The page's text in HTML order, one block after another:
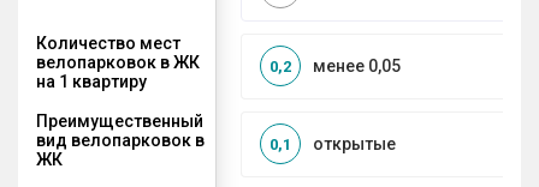
Количество мест
велопарковок в ЖК
на 1 квартиру
менее 0,05
0,2
Преимущественный
вид велопарковок в
ЖК
открытые
0,1